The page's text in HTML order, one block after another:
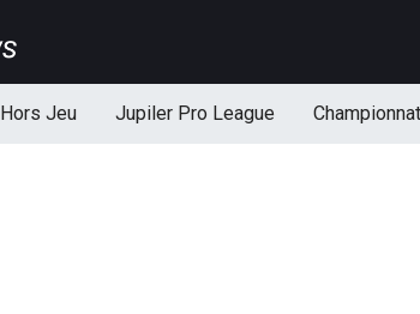
Hors Jeu Jupiler Pro League